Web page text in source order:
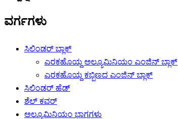
ವರ್ಗಗಳು
ಸಿಲಿಂಡರ್ ಬ್ಲಾಕ್
ಎರಕಹೊಯ್ದ ಅಲ್ಯೂಮಿನಿಯಂ ಎಂಜಿನ್ ಬ್ಲಾಕ್
ಎರಕಹೊಯ್ದ ಕಬ್ಬಿಣದ ಎಂಜಿನ್ ಬ್ಲಾಕ್
ಸಿಲಿಂಡರ್ ಹೆಡ್
ಶೆಲ್ ಕವರ್
ಅಲ್ಯೂಮಿನಿಯಂ ಭಾಗಗಳು